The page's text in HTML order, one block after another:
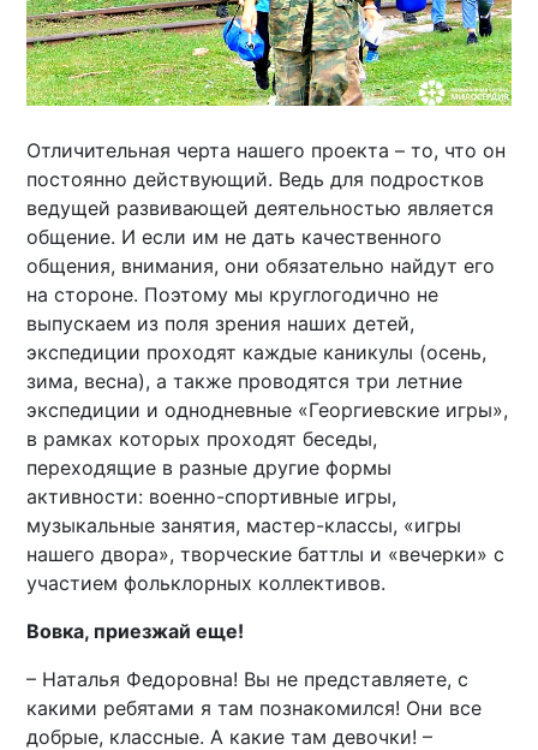
Отличительная черта нашего проекта – то, что он
постоянно действующий. Ведь для подростков
ведущей развивающей деятельностью является
общение. И если им не дать качественного
общения, внимания, они обязательно найдут его
на стороне. Поэтому мы круглогодично не
выпускаем из поля зрения наших детей,
экспедиции проходят каждые каникулы (осень,
зима, весна), а также проводятся три летние
экспедиции и однодневные «Георгиевские игры»,
в рамках которых проходят беседы,
переходящие в разные другие формы
активности: военно-спортивные игры,
музыкальные занятия, мастер-классы, «игры
нашего двора», творческие баттлы и «вечерки» с
участием фольклорных коллективов.
Вовка, приезжай еще!
– Наталья Федоровна! Вы не представляете, с
какими ребятами я там познакомился! Они все
добрые, классные. А какие там девочки! –